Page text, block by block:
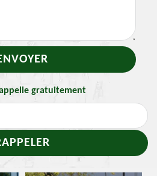
gratuitement